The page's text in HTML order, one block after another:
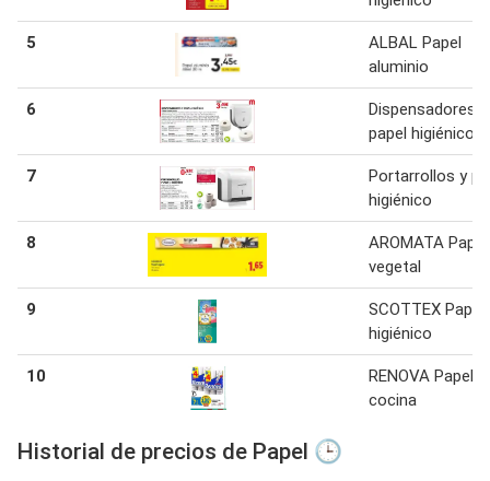
5
ALBAL Papel
aluminio
6
Dispensadores y
papel higiénico
7
Portarrollos y
higiénico
8
AROMATA Papel
vegetal
9
SCOTTEX Papel
higiénico
10
RENOVA Papel
cocina
Historial de precios de Papel 🕒